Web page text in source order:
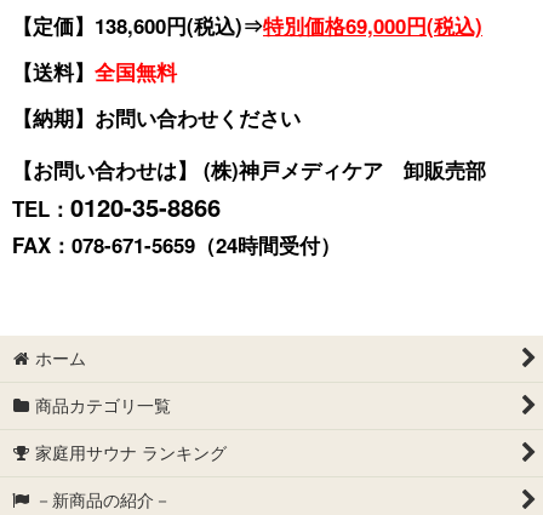
【定価】138,600円(税込)⇒特別価格69,000円(税込)
【送料】 全国無料
【納期】お問い合わせください
【お問い合わせは】 (株)神戸メディケア 卸販売部
TEL： 0120-35-8866
FAX：078-671-5659（24時間受付）
ホーム
商品カテゴリ一覧
家庭用サウナ ランキング
－新商品の紹介－